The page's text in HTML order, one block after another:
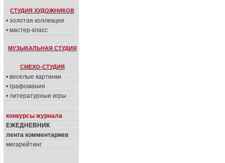
СТУДИЯ ХУДОЖНИКОВ
• золотая коллекция
• мастер-класс
МУЗЫКАЛЬНАЯ СТУДИЯ
СМЕХО-СТУДИЯ
• веселые картинки
• графомания
• литературные игры
конкурсы журнала
ЕЖЕДНЕВНИК
лента комментариев
мегарейтинг